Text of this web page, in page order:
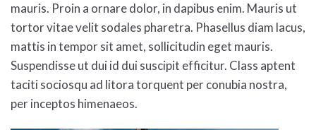
mauris. Proin a ornare dolor, in dapibus enim. Mauris ut
tortor vitae velit sodales pharetra. Phasellus diam lacus,
mattis in tempor sit amet, sollicitudin eget mauris.
Suspendisse ut dui id dui suscipit efficitur. Class aptent
taciti sociosqu ad litora torquent per conubia nostra,
per inceptos himenaeos.